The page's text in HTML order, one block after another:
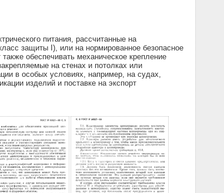
питания, рассчитанные на
защиты I), или на нормированное безопасное
обеспечивать механическое крепление
на стенах и потолках или
в особых условиях, например, на судах,
изделий и поставке на экспорт